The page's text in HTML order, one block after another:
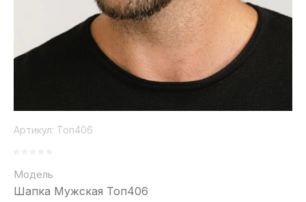
Артикул: Топ406
Модель
Шапка Мужская Топ406